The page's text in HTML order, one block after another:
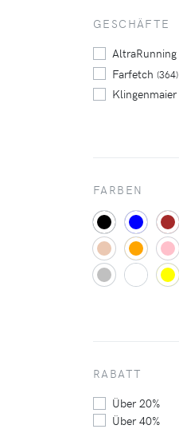
Ugg Australia
GESCHÄFTE
AltraRunning
Farfetch (364)
Klingenmaier
FARBEN
RABATT
Über 20%
Über 40%